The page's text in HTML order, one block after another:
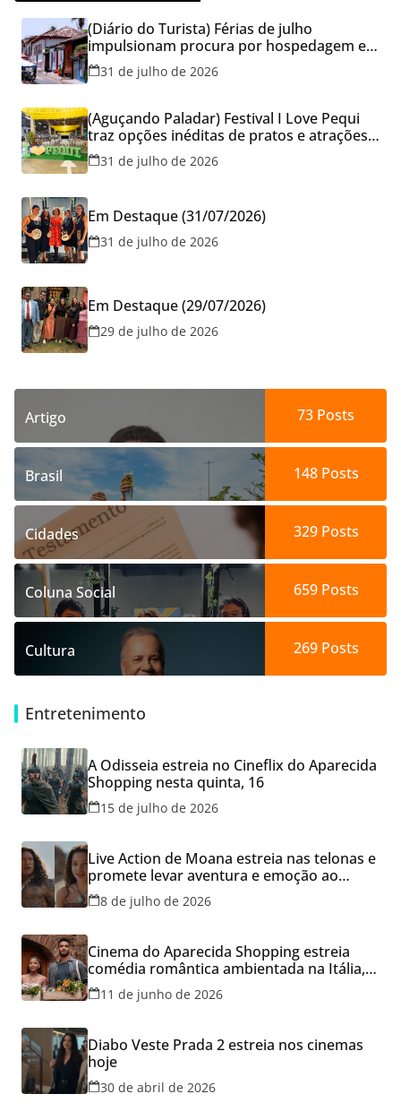
(Diário do Turista) Férias de julho
impulsionam procura por hospedagem em
Goiás e reforçam cuidados na hora de
reservar viagens
31 de julho de 2026
(Aguçando Paladar) Festival I Love Pequi
traz opções inéditas de pratos e atrações
gratuitas no fim de semana dos Pais em
Goiânia
31 de julho de 2026
Em Destaque (31/07/2026)
31 de julho de 2026
Em Destaque (29/07/2026)
29 de julho de 2026
Artigo 73 Posts
Brasil 148Posts
Cidades 329Posts
Coluna Social 659Posts
Cultura 269Posts
Entretenimento
A Odisseia estreia no Cineflix do Aparecida
Shopping nesta quinta, 16
15 de julho de 2026
Live Action de Moana estreia nas telonas e
promete levar aventura e emoção ao
Cineflix do Aparecida Shopping
8 de julho de 2026
Cinema do Aparecida Shopping estreia
comédia romântica ambientada na Itália,
hoje e lança promoção para o Dia dos
Namorados
11 de junho de 2026
Diabo Veste Prada 2 estreia nos cinemas
hoje
30 de abril de 2026